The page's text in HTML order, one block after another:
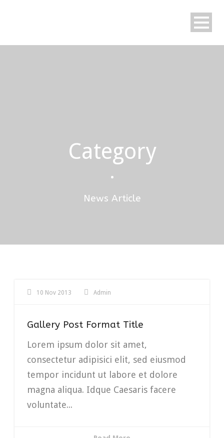
Category
•
News Article
10 Nov 2013 Admin
Gallery Post Format Title
Lorem ipsum dolor sit amet,
consectetur adipisici elit, sed eiusmod
tempor incidunt ut labore et dolore
magna aliqua. Idque Caesaris facere
voluntate...